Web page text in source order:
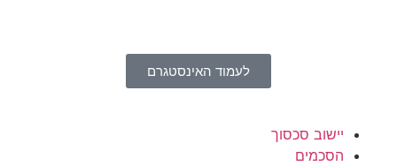
לעמוד האינסטגרם
יישוב סכסוך
הסכמים